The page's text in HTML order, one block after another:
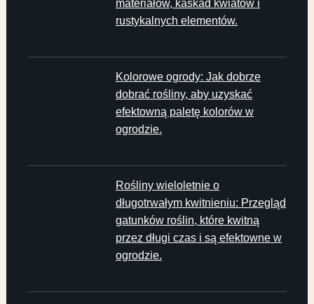
materiałów, kaskad kwiatów i
rustykalnych elementów.
Kolorowe ogrody: Jak dobrze
dobrać rośliny, aby uzyskać
efektowną paletę kolorów w
ogrodzie.
Rośliny wieloletnie o
długotrwałym kwitnieniu: Przegląd
gatunków roślin, które kwitną
przez długi czas i są efektowne w
ogrodzie.